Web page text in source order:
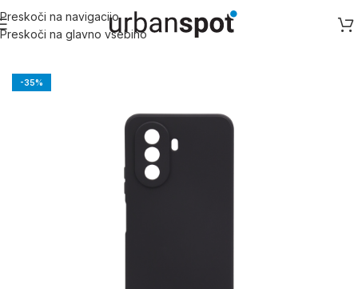
Preskoči na navigacijo
Preskoči na glavno vsebino
Domov/Huawei/Huawei Nova serija
-35%